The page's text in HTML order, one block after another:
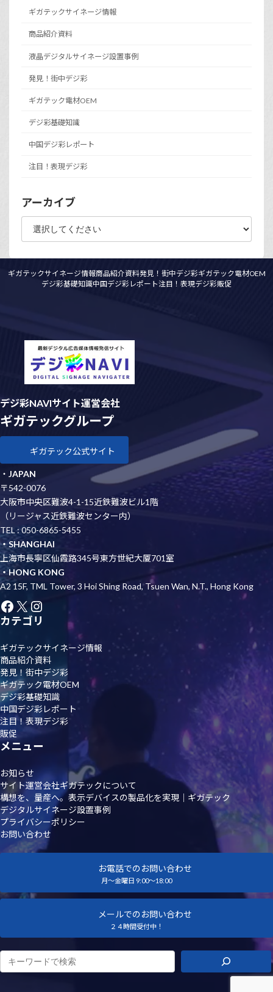
ギガテックサイネージ情報
商品紹介資料
液晶デジタルサイネージ設置事例
発見！街中デジ彩
ギガテック電材OEM
デジ彩基礎知識
中国デジ彩レポート
注目！表現デジ彩
アーカイブ
ギガテックサイネージ情報商品紹介資料発見！街中デジ彩ギガテック電材OEM
デジ彩基礎知識中国デジ彩レポート注目！表現デジ彩販促
デジ彩NAVIサイト運営会社
ギガテックグループ
ギガテック公式サイト
・ JAPAN
〒542-0076
大阪市中央区難波4-1-15近鉄難波ビル1階
（リージャス近鉄難波センター内）
TEL : 050-6865-5455
・SHANGHAI
上海市長寧区仙霞路345号東方世紀大厦701室
・HONG KONG
A2 15F, TML Tower, 3 Hoi Shing Road, Tsuen Wan, N.T., Hong Kong
Facebook
X Instagram
カテゴリ
ギガテックサイネージ情報
商品紹介資料
発見！街中デジ彩
ギガテック電材OEM
デジ彩基礎知識
中国デジ彩レポート
注目！表現デジ彩
販促
メニュー
お知らせ
サイト運営会社ギガテックについて
構想を、量産へ。表示デバイスの製品化を実現｜ギガテック
デジタルサイネージ設置事例
プライバシーポリシー
お問い合わせ
お電話でのお問い合わせ
月～金曜日 9:00～18:00
メールでのお問い合わせ
２４時間受付中！